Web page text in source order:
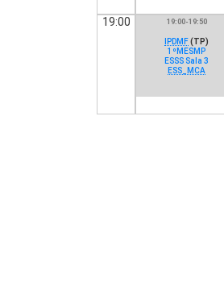
19:00 19:00-19:50
IPDMF(TP)
1ºMESMP
ESSS Sala 3
ESS_MCA